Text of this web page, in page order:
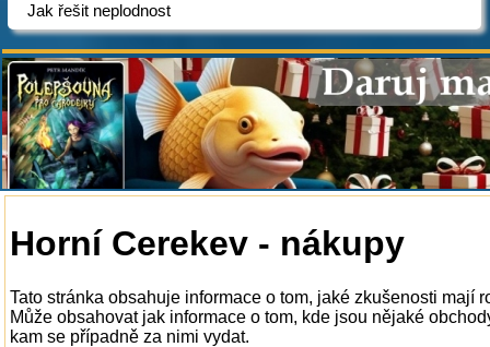
Jak řešit neplodnost
Horní Cerekev - nákupy
Tato stránka obsahuje informace o tom, jaké zkušenosti mají
Může obsahovat jak informace o tom, kde jsou nějaké
kam se případně za nimi vydat.